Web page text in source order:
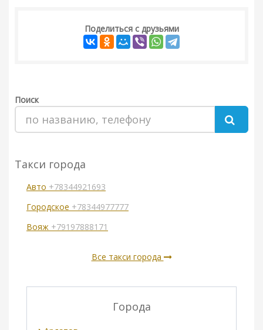
Поделиться с друзьями
Поиск
Такси города
Авто +78344921693
Городское +78344977777
Вояж +79197888171
Все такси города
Города